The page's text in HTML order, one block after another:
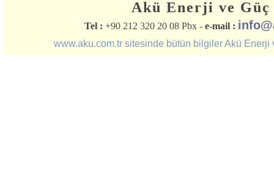
Akü Enerji ve
Tel : +90 212 320 20 08 Pbx - e-mail :
www.aku.com.tr sitesinde bütün bilgiler Akü